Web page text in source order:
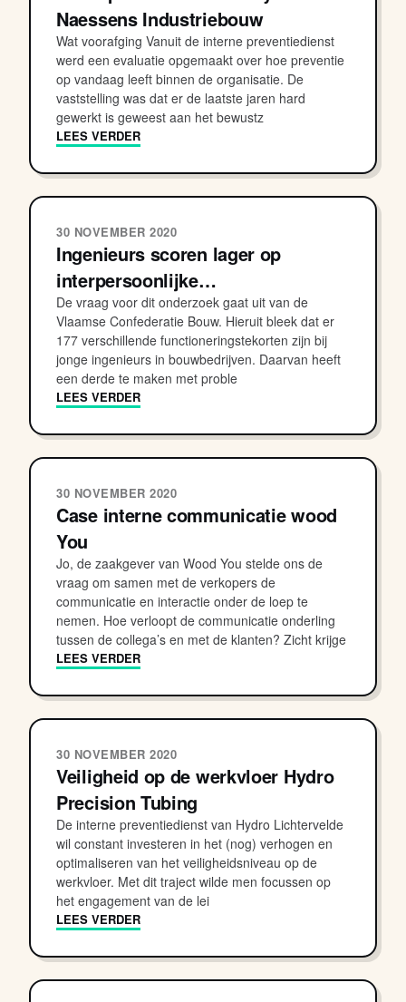
Naessens Industriebouw
Wat voorafging Vanuit de interne preventiedienst
werd een evaluatie opgemaakt over hoe preventie
op vandaag leeft binnen de organisatie. De
vaststelling was dat er de laatste jaren hard
gewerkt is geweest aan het bewustz
LEES VERDER
30 NOVEMBER 2020
Ingenieurs scoren lager op
interpersoonlijke…
De vraag voor dit onderzoek gaat uit van de
Vlaamse Confederatie Bouw. Hieruit bleek dat er
177 verschillende functioneringstekorten zijn bij
jonge ingenieurs in bouwbedrijven. Daarvan heeft
een derde te maken met proble
LEES VERDER
30 NOVEMBER 2020
Case interne communicatie wood
You
Jo, de zaakgever van Wood You stelde ons de
vraag om samen met de verkopers de
communicatie en interactie onder de loep te
nemen. Hoe verloopt de communicatie onderling
tussen de collega’s en met de klanten? Zicht krijge
LEES VERDER
30 NOVEMBER 2020
Veiligheid op de werkvloer Hydro
Precision Tubing
De interne preventiedienst van Hydro Lichtervelde
wil constant investeren in het (nog) verhogen en
optimaliseren van het veiligheidsniveau op de
werkvloer. Met dit traject wilde men focussen op
het engagement van de lei
LEES VERDER